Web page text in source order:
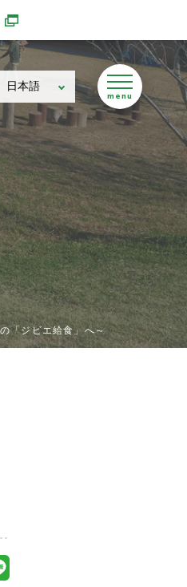
きます
日本語
「ジビエ給食」へ～